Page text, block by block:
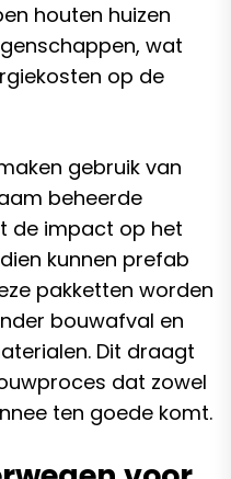
houten huizen
wat
op de
gebruik van
beheerde
de impact op het
kunnen prefab
pakketten worden
bouwafval en
Dit draagt
dat zowel
ten goede komt.